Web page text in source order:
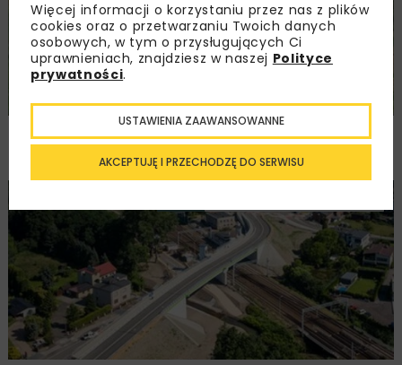
Ponownie wybrano ofertę na budowę A2
Biała Podlaska–Kijowiec
Więcej informacji o korzystaniu przez nas z plików
cookies oraz o przetwarzaniu Twoich danych
osobowych, w tym o przysługujących Ci
uprawnieniach, znajdziesz w naszej Polityce
prywatności.
AKCEPTUJĘ I PRZECHODZĘ DO SERWISU
USTAWIENIA ZAAWANSOWANNE